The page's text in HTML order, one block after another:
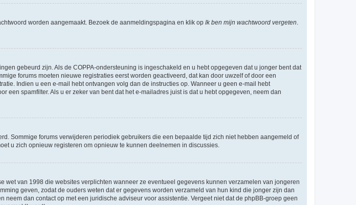
worden aangemaakt. Bezoek de aanmeldingspagina en klik op Ik ben mijn wachtwoord vergeten
gebeurd zijn. Als de COPPA-ondersteuning is ingeschakeld en u hebt opgegeven dat u jonger bent dat
forums moeten nieuwe registraties eerst worden geactiveerd, dat kan door uwzelf of door een
Indien u een e-mail hebt ontvangen volg dan de instructies op. Wanneer u geen e-mail hebt
spamfilter. Als u er zeker van bent dat het e-mailadres juist is dat u hebt opgegeven, neem dan
Sommige forums verwijderen periodiek gebruikers die een bepaalde tijd zich niet hebben aangemeld of
u zich opnieuw registeren om opnieuw te kunnen deelnemen in discussies.
wet van 1998 die websites verplichten wanneer ze eventueel gegevens kunnen verzamelen van jongeren
geven, zodat de ouders weten dat er gegevens worden verzameld van hun kind die jonger zijn dan
dan contact op met een juridische adviseur voor assistentie. Vergeet niet dat de phpBB-groep geen